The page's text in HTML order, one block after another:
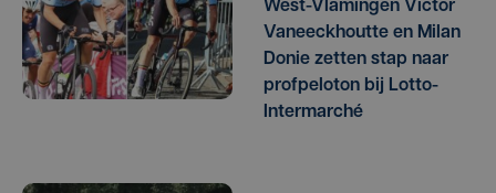
West-Vlamingen Victor
Vaneeckhoutte en Milan
Donie zetten stap naar
profpeloton bij Lotto-
Intermarché